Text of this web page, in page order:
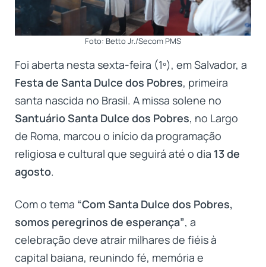
Foto: Betto Jr./Secom PMS
Foi aberta nesta sexta-feira (1º), em Salvador, a
Festa de Santa Dulce dos Pobres, primeira
santa nascida no Brasil. A missa solene no
Santuário Santa Dulce dos Pobres, no Largo
de Roma, marcou o início da programação
religiosa e cultural que seguirá até o dia 13 de
agosto.
Com o tema “Com Santa Dulce dos Pobres,
somos peregrinos de esperança”, a
celebração deve atrair milhares de fiéis à
capital baiana, reunindo fé, memória e